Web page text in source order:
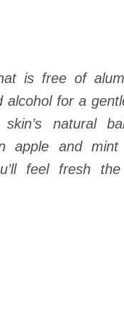
is free of
alcohol for a
natural
apple and
feel fresh